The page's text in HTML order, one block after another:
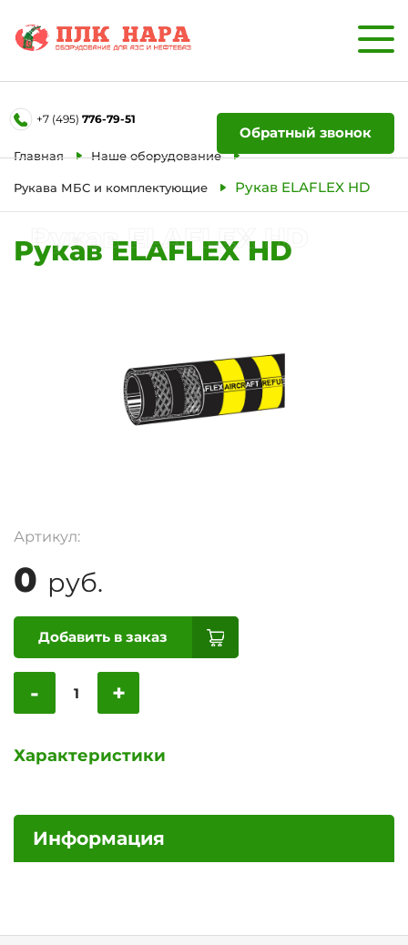
+7 (495) 776-79-51
Обратный звонок
Главная Наше оборудование
Рукава МБС и комплектующие Рукав ELAFLEX HD
Рукав ELAFLEX HD
Рукав ELAFLEX HD
Артикул:
0 руб.
Добавить в заказ
- +
Характеристики
Информация
Форма обратной связи
Ваше имя
Телефон
Отправить